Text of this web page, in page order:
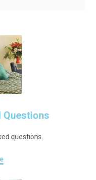
Questions
questions.